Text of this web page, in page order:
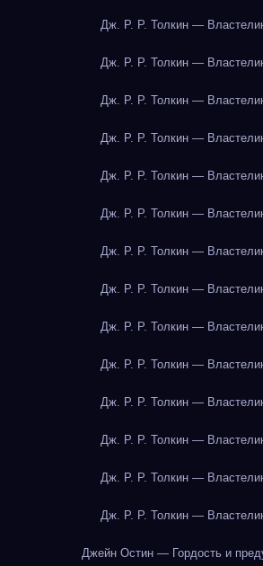
Дж. Р. Р. Толкин —
Дж. Р. Р. Толкин —
Дж. Р. Р. Толкин —
Дж. Р. Р. Толкин —
Дж. Р. Р. Толкин —
Дж. Р. Р. Толкин —
Дж. Р. Р. Толкин —
Дж. Р. Р. Толкин —
Дж. Р. Р. Толкин —
Дж. Р. Р. Толкин —
Дж. Р. Р. Толкин —
Дж. Р. Р. Толкин —
Дж. Р. Р. Толкин —
Дж. Р. Р. Толкин —
Джейн Остин — Гордость и